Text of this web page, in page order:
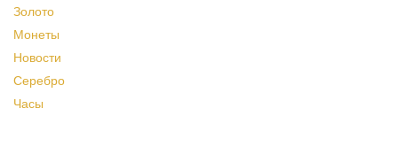
Золото
Монеты
Новости
Серебро
Часы